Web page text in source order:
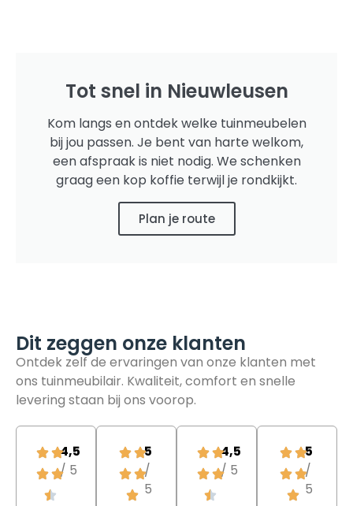
Tot snel in Nieuwleusen
Kom langs en ontdek welke tuinmeubelen
bij jou passen. Je bent van harte welkom,
een afspraak is niet nodig. We schenken
graag een kop koffie terwijl je rondkijkt.
Plan je route
Dit zeggen onze klanten​
Ontdek zelf de ervaringen van onze klanten met
ons tuinmeubilair. Kwaliteit, comfort en snelle
levering staan ​​bij ons voorop.
4,5
/ 5
5
/
5
4,5
/ 5
5
/
5